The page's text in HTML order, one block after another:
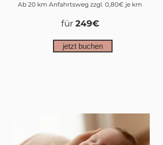
Ab 20 km Anfahrtsweg zzgl. 0,80€ je km
für 249€
jetzt buchen